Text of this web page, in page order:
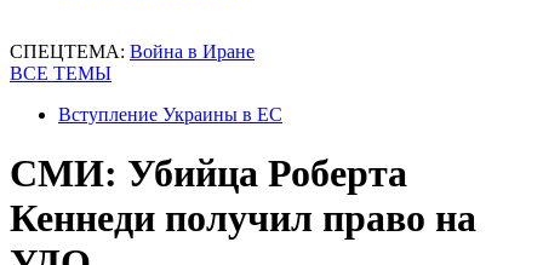
СПЕЦТЕМА: Война в Иране
ВСЕ ТЕМЫ
Вступление Украины в ЕС
СМИ: Убийца Роберта
Кеннеди получил право на